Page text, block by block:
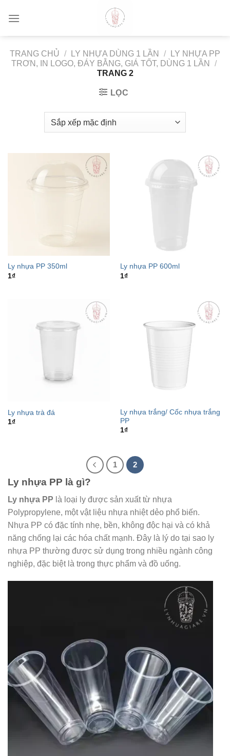
TRANG CHỦ / LY NHỰA DÙNG 1 LẦN /
LY NHỰA PP
TRƠN, IN LOGO, ĐÁY BẰNG, GIÁ TỐT, DÙNG 1 LẦN
/
TRANG 2
LỌC
Ly nhựa PP 350ml
1₫
Ly nhựa PP 600ml
1₫
Ly nhựa trà đá
1₫
Ly nhựa trắng/ Cốc nhựa trắng
PP
1₫
1 2
Ly nhựa PP là gì?
Ly nhựa PP là loại ly được sản xuất từ nhựa
Polypropylene, một vật liệu nhựa nhiệt dẻo phổ biến.
Nhựa PP có đặc tính nhẹ, bền, không độc hại và có khả
năng chống lại các hóa chất mạnh. Đây là lý do tại sao ly
nhựa PP thường được sử dụng trong nhiều ngành công
nghiệp, đặc biệt là trong thực phẩm và đồ uống.